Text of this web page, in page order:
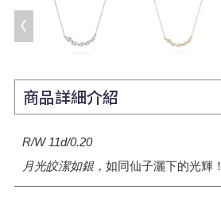
商品詳細介紹
R/W 11d/0.20
月光皎潔如銀， 如同仙子灑下的光輝！